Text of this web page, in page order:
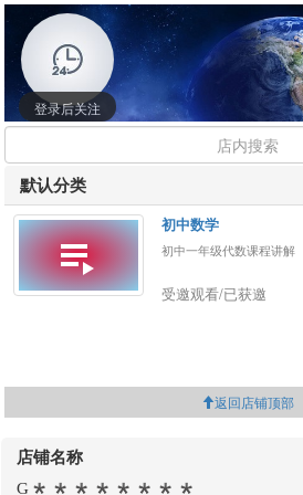
登录后关注
默认分类
初中数学
初中一年级代数课程讲解
受邀观看/已获邀
返回店铺顶部
店铺名称
G********